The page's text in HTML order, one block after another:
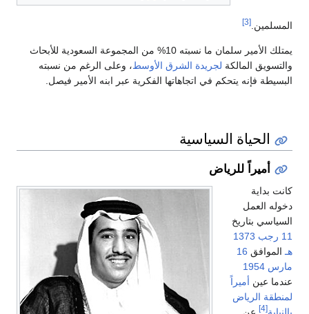
المسلمين. [3]
يمتلك الأمير سلمان ما نسبته 10% من المجموعة السعودية للأبحاث
والتسويق المالكة لجريدة الشرق الأوسط، وعلى الرغم من نسبته
البسيطة فإنه يتحكم في اتجاهاتها الفكرية عبر ابنه الأمير فيصل.
الحياة السياسية
أميراً للرياض
كانت بداية
دخوله العمل
السياسي بتاريخ
11 رجب
1373
هـ الموافق 16
مارس 1954
عندما عين أميراً
لمنطقة الرياض
[4]